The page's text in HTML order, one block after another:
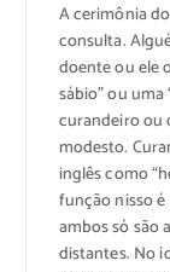
A cerimônia
consulta.
doente ou ele
sábio” ou
curandeiro ou
modesto.
inglês como
função nisso
ambos só são
distantes. No